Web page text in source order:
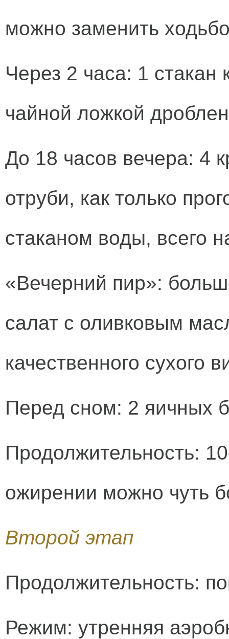
можно заменить
Через 2 часа: 1
чайной ложкой
До 18 часов вечера: 4
отруби, как только
стаканом воды, всего
«Вечерний пир»:
салат с оливковым
качественного сухого
Перед сном: 2 яичных
Продолжительность:
ожирении можно чуть
Второй этап
Продолжительность:
Режим: утренняя